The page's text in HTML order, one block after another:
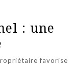
: une
favorise